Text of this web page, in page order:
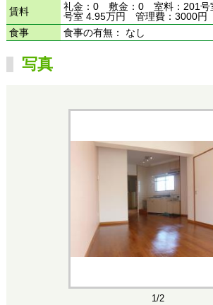
賃料
礼金：0 敷金：0 室料：201号
号室 4.95万円 管理費：3000円
食事
食事の有無： なし
写真
1/2